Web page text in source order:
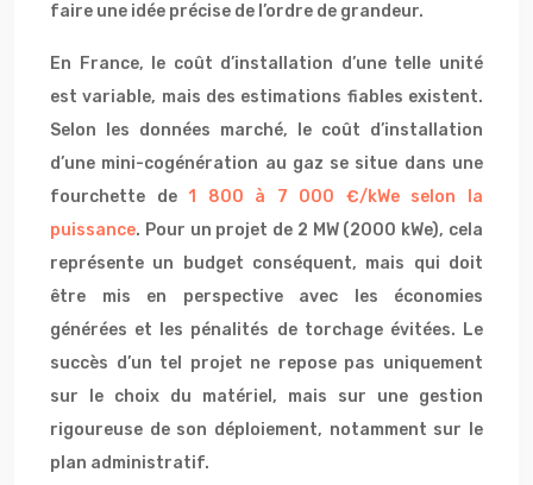
faire une idée précise de l’ordre de grandeur.
En France, le coût d’installation d’une telle unité
est variable, mais des estimations fiables existent.
Selon les données marché, le coût d’installation
d’une mini-cogénération au gaz se situe dans une
fourchette de 1 800 à 7 000 €/kWe selon la
puissance. Pour un projet de 2 MW (2000 kWe), cela
représente un budget conséquent, mais qui doit
être mis en perspective avec les économies
générées et les pénalités de torchage évitées. Le
succès d’un tel projet ne repose pas uniquement
sur le choix du matériel, mais sur une gestion
rigoureuse de son déploiement, notamment sur le
plan administratif.